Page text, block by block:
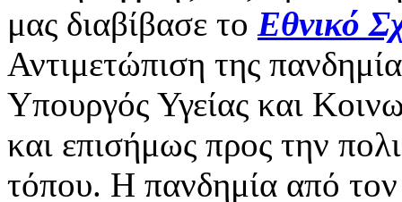
μας διαβίβασε το Εθνικό
Αντιμετώπιση της
Υπουργός Υγείας και
και επισήμως προς την
τόπου. Η πανδημία από